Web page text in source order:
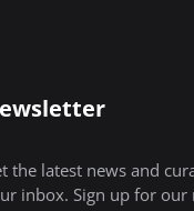
the latest news and
inbox. Sign up for our